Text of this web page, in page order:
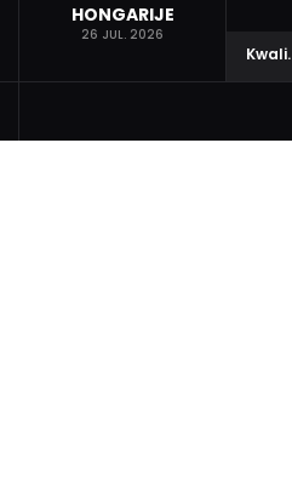
HONGARIJE
26 JUL. 2026
Kwali.